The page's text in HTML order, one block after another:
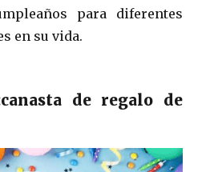
para diferentes
en su vida.
de regalo de